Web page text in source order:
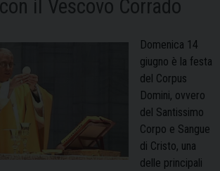
il Vescovo Corrado
Domenica 14
giugno è la festa
del Corpus
Domini, ovvero
del Santissimo
Corpo e Sangue
di Cristo, una
delle principali